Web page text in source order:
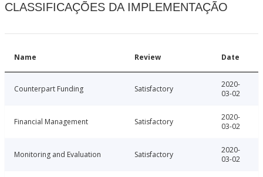
CLASSIFICAÇÕES DA IMPLEMENTAÇÃO
Name Review Date
Counterpart Funding Satisfactory
2020-
03-02
Financial Management Satisfactory
2020-
03-02
Monitoring and Evaluation Satisfactory
2020-
03-02